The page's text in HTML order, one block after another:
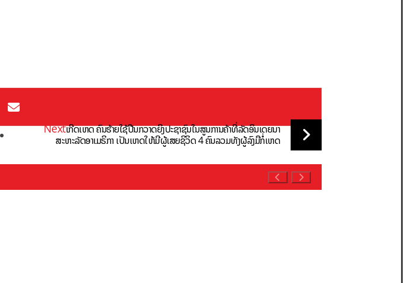
Nextເກີດເຫດ ຄົນຮ້າຍໃຊ້ປືນກວາດຍິງປະຊາຊົນໃນສູນການຄ້າທີ່ລັດອິນເດຍນາ
ສະຫະລັດອາເມຣິກາ ເປັນເຫດໃຫ້ມີຜູ້ເສຍຊິວິດ 4 ຄົນລວມທັງຜູ້ລົງມືກໍ່ເຫດ